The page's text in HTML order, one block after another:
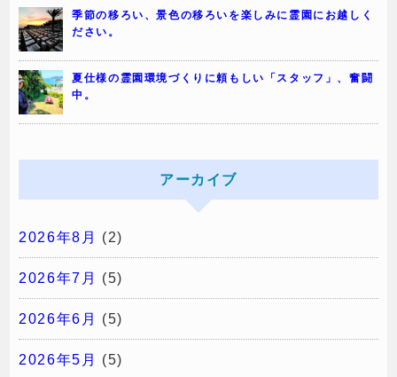
季節の移ろい、景色の移ろいを楽しみに霊園にお越しく
ださい。
夏仕様の霊園環境づくりに頼もしい「スタッフ」、奮闘
中。
アーカイブ
2026年8月 (2)
2026年7月 (5)
2026年6月 (5)
2026年5月 (5)